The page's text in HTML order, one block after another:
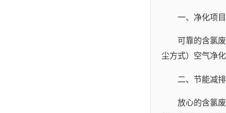
一、净化项
可靠的含氯
尘方式）空气净
二、节能减
放心的含氯